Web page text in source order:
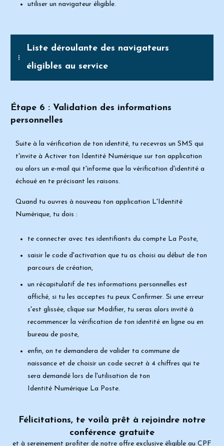
utiliser un navigateur éligible.
Liste déroulante des navigateurs
éligibles au service
Étape 6 : Validation des informations
personnelles
Suite à la vérification de ton identité, tu recevras un SMS qui
t'invite à Activer ton Identité Numérique sur ton application
ou alors un e-mail qui t'informe que la vérification d'identité a
échoué en te précisant les raisons.
Quand tu ouvres à nouveau ton application L'Identité
Numérique, tu dois :
te connecter avec tes identifiants du compte La Poste,
saisir le code d'activation que tu as choisi au début de ton
parcours de création,
un récapitulatif de tes informations personnelles est
affiché, si tu les acceptes tu peux Confirmer. Si une erreur
s'est glissée, clique sur Modifier, tu seras alors invité à
recommencer la vérification de ton identité en ligne ou en
bureau de poste,
enfin, on te demandera de valider ta commune de
naissance et de choisir un code secret à 4 chiffres qui te
sera demandé lors de l'utilisation de ton
Identité Numérique La Poste.
Félicitations, te voilà prêt à rejoindre notre
conférence gratuite
et à sereinement profiter de notre offre exclusive éligible au CPF